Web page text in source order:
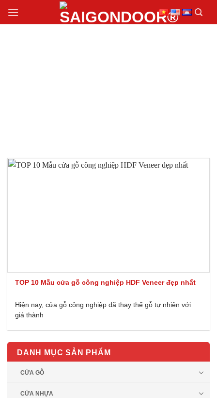
đến
TOP 10 Mẫu cửa gỗ công nghiệp HDF Veneer đẹp nhất
Hiện nay, cửa gỗ công nghiệp đã thay thế gỗ tự nhiên với
giá thành
DANH MỤC SẢN PHẨM
CỬA GỖ
CỬA NHỰA